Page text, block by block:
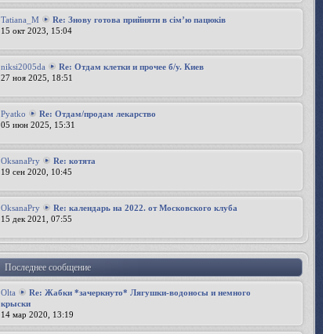
Tatiana_M
Re: Знову готова прийняти в сімʼю пацюків
15 окт 2023, 15:04
niksi2005da
Re: Отдам клетки и прочее б/у. Киев
27 ноя 2025, 18:51
Pyatko
Re: Отдам/продам лекарство
05 июн 2025, 15:31
OksanaPry
Re: котята
19 сен 2020, 10:45
OksanaPry
Re: календарь на 2022. от Московского клуба
15 дек 2021, 07:55
Последнее сообщение
Olta
Re: Жабки *зачеркнуто* Лягушки-водоносы и немного
крыски
14 мар 2020, 13:19